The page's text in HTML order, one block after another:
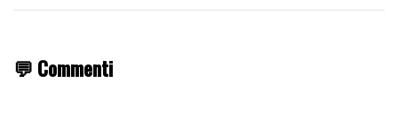
💬 Commenti